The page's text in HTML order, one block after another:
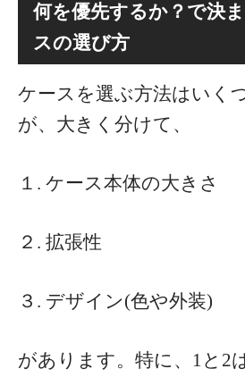
何を優先するか？で決
スの選び方
ケースを選ぶ方法はいく
が、大きく分けて、
１. ケース本体の大きさ
２. 拡張性
３. デザイン(色や外装)
があります。特に、1と2